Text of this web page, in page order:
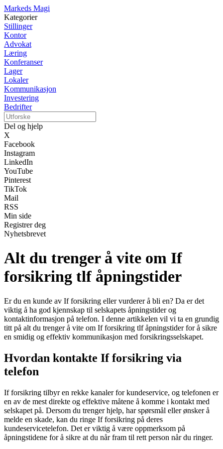
Markeds Magi
Kategorier
Stillinger
Kontor
Advokat
Læring
Konferanser
Lager
Lokaler
Kommunikasjon
Investering
Bedrifter
Del og hjelp
X
Facebook
Instagram
LinkedIn
YouTube
Pinterest
TikTok
Mail
RSS
Min side
Registrer deg
Nyhetsbrevet
Alt du trenger å vite om If
forsikring tlf åpningstider
Er du en kunde av If forsikring eller vurderer å bli en? Da er det
viktig å ha god kjennskap til selskapets åpningstider og
kontaktinformasjon på telefon. I denne artikkelen vil vi ta en grundig
titt på alt du trenger å vite om If forsikring tlf åpningstider for å sikre
en smidig og effektiv kommunikasjon med forsikringsselskapet.
Hvordan kontakte If forsikring via
telefon
If forsikring tilbyr en rekke kanaler for kundeservice, og telefonen er
en av de mest direkte og effektive måtene å komme i kontakt med
selskapet på. Dersom du trenger hjelp, har spørsmål eller ønsker å
melde en skade, kan du ringe If forsikring på deres
kundeservicetelefon. Det er viktig å være oppmerksom på
åpningstidene for å sikre at du når fram til rett person når du ringer.